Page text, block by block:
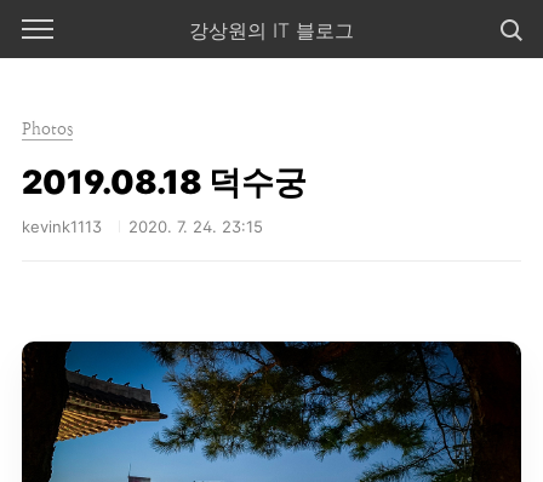
강상원의 IT 블로그
Photos
2019.08.18 덕수궁
kevink1113 2020. 7. 24. 23:15